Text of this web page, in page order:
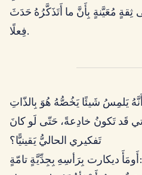
ثِقةٍ مُعَيَّنةٍ بِأَنَّ ما أَتَذَكَّرُهُ حَدَثَ
فِعلًا.
قَد تَكونُ خادِعةً، حَتّى لَو كانَ
تَفكيري الحاليُّ يَقينيًّا؟
أَومَأَ ديكارت بِرَأسِهِ بِجِدِّيَّةٍ تامّةٍ: